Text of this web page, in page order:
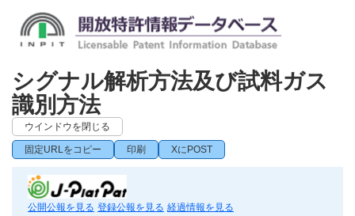
シグナル解析方法及び試料ガス
識別方法
ウインドウを閉じる
固定URLをコピー 印刷 XにPOST
公開公報を見る 登録公報を見る 経過情報を見る